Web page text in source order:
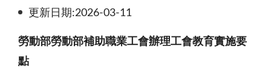
更新日期:2026-03-11
勞動部勞動部補助職業工會辦理工會教育實施要
點